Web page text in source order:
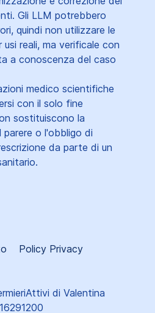
Gli LLM potrebbero
quindi non utilizzare le
usi reali, ma verificale con
a conoscenza del caso
medico scientifiche
con il solo fine
sostituiscono la
parere o l'obbligo di
da parte di un
Policy Privacy
di Valentina